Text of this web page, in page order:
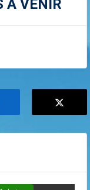
À VENIR